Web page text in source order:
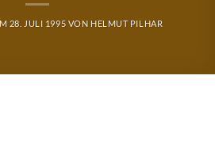
28. JULI 1995 VON HELMUT PILHAR